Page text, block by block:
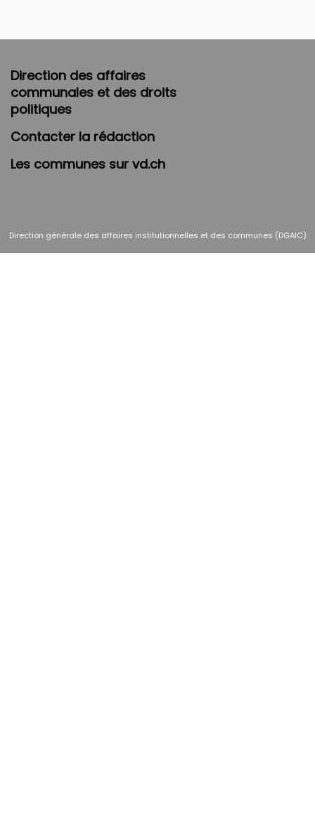
Direction des affaires
communales et des droits
politiques
Contacter la rédaction
Les communes sur vd.ch
Direction générale des affaires institutionnelles et des communes (DGAIC)